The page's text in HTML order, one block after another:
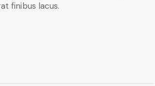
finibus lacus.